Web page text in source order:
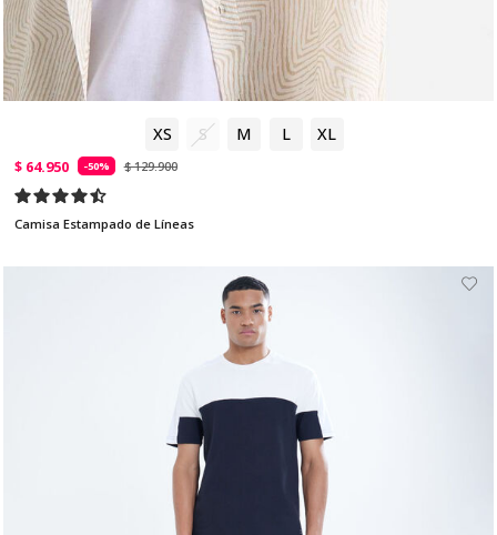
XS S M L XL
$ 64.950 -50% $ 129.900
Camisa Estampado de Líneas